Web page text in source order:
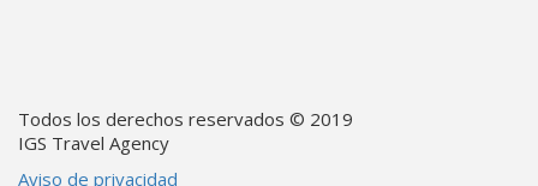
Todos los derechos reservados © 2019
IGS Travel Agency
Aviso de privacidad